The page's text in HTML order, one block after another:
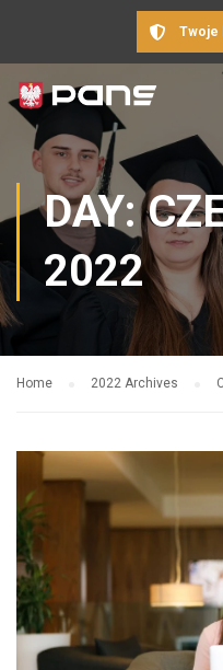
Twoje
DAY:
2022
Home 2022 Archives